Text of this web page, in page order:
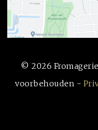
© 2026
voorbehouden -